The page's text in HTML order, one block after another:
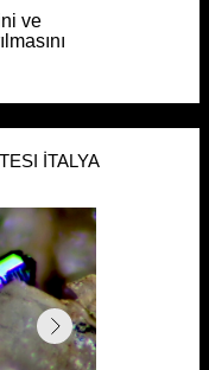
ve
ve
İTALYA
İTALYA